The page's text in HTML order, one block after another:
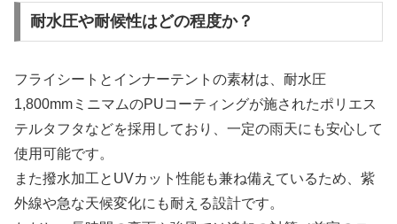
耐水圧や耐候性はどの程度か？
フライシートとインナーテントの素材は、耐水圧
1,800mmミニマムのPUコーティングが施されたポリエス
テルタフタなどを採用しており、一定の雨天にも安心して
使用可能です。
また撥水加工とUVカット性能も兼ね備えているため、紫
外線や急な天候変化にも耐える設計です。